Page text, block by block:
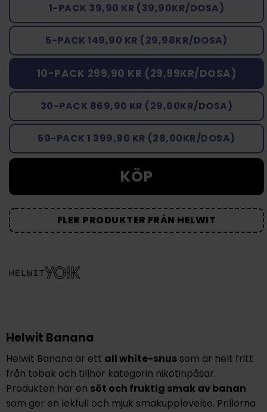
1-PACK 39,90 KR (39,90KR/DOSA)
5-PACK 149,90 KR (29,98KR/DOSA)
10-PACK 299,90 KR (29,99KR/DOSA)
30-PACK 869,90 KR (29,00KR/DOSA)
50-PACK 1 399,90 KR (28,00KR/DOSA)
KÖP
FLER PRODUKTER FRÅN HELWIT
Helwit Banana
Helwit Banana är ett all white-snussom är helt fritt
från tobak och tillhör kategorin nikotinpåsar.
Produkten har en söt och fruktig smak av banan
som ger en lekfull och mjuk smakupplevelse. Prillorna